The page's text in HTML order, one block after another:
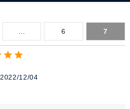
6 7
2022/12/04